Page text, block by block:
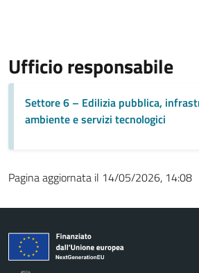
Ufficio responsabile
Settore 6 – Edilizia pubblica,
ambiente e servizi tecnologici
Pagina aggiornata il 14/05/2026, 14:08